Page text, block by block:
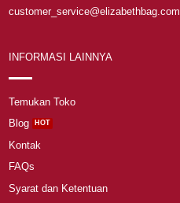
customer_service@elizabethbag.com
INFORMASI LAINNYA
Temukan Toko
Blog
Kontak
FAQs
Syarat dan Ketentuan